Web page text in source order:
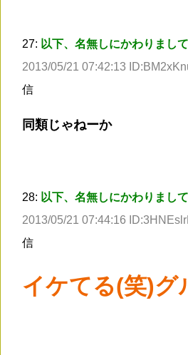
27: 以下、名無しにかわりまし
2013/05/21 07:42:13
信
同類じゃねーか
28: 以下、名無しにかわりまし
2013/05/21 07:44:16
信
イケてる(笑)グ